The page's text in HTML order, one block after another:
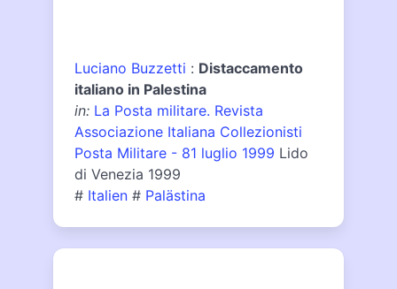
Luciano Buzzetti : Distaccamento
italiano in Palestina
in: La Posta militare. Revista
Associazione Italiana Collezionisti
Posta Militare - 81 luglio 1999 Lido
di Venezia 1999
# Italien # Palästina